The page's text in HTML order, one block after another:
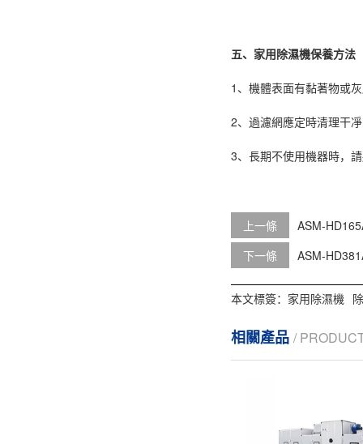
五、家用除濕機保養方法
1、機體表面有黏著物或
2、過濾網應定時清理干
3、長期不使用機器時，
上一條
ASM-
下一條
ASM-
本文標簽： 家用除濕機
相關產品 /